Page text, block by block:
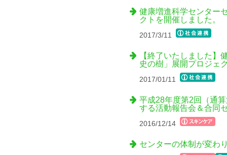
健康増進科学センター
クトを開催しました。
2017/3/11
【終了いたしました
史の樹」展開プロジェ
2017/01/11
平成28年度第2回（通
する活動報告会＆合同
2016/12/14
センターの体制が変わ